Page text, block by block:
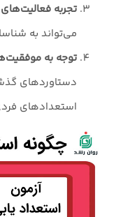
تجربه
می‌تواند به
توجه به
دستاوردهای
استعدادهای